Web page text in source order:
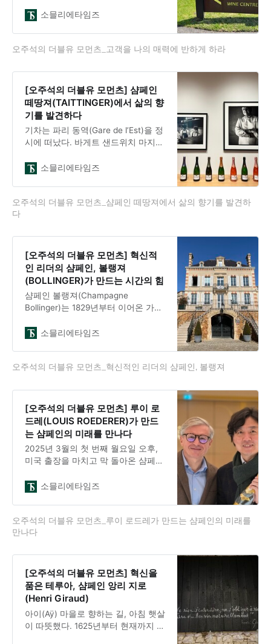
지 않은 명절이 될 것이로 예측하는뉴
둔 목적지를 향해 떠나는 이도 있을
가는와인 애호가가 있다면 이 글이 도
움이 되었으면 한다.“안녕, 나는 폴이
라고 해. 반가워!오늘 모닝턴 페닌슐
라의 아름다운 와이너리 소풍을 안내
할 가이드야.서울에서 여기까지 오는
길은 멀었겠지만, 한 시간이면 우리는
첫 와이너리에 도착할 거야.”자,
소믈리에타임즈
오주석의 더블유 모먼츠_고객을 나의 매력에 반하게 하라
[오주석의 더블유 모먼츠] 샴페인
떼땅져(TAITTINGER)에서 삶의 향
기를 발견하다
기차는 파리 동역(Gare de l’Est)을 정
시에 떠났다. 바게트 샌드위치 마지막
(Reims)역에 도착했다. 봄햇살이 거
더 걸어가자, 태극기가 펄럭이는 떼땅
방문객을 배려하는 그들의 환대가 느
껴졌다.파리는 항상 혼잡하지만, 랭스
는 여유롭다. 이 도시는 파리의 분주
함을 잠시 잊고 싶은 이들에게 완벽한
도피처가 된다. 만약 파리 샤를드골
공항에
소믈리에타임즈
오주석의 더블유 모먼츠_샴페인 떼땅져에서 삶의 향기를 발견하
다
[오주석의 더블유 모먼츠] 혁신적
인 리더의 샴페인, 볼랭져
(BOLLINGER)가 만드는 시간의 힘
샴페인 볼랭져(Champagne
Bollinger)는 1829년부터 이어온 가족
을 표방하는 브랜드다. 시간이라는 키
품질에 대한 타협 없는 접근과 피노
렬하고, 정제되고, 복합적인 스타일은
볼랭져의 정체성이다. 전통을 고수하
면서 직면한 도전에 대응하는 볼랭져
의 방식은 비즈니스 리더에게 통찰을
제공한다.중세 시대 샹파뉴의 중심 아
이(Aÿ)에서 볼랭져와 만나다.샹파뉴
지방의 중심부, 마른(
소믈리에타임즈
오주석의 더블유 모먼츠_혁신적인 리더의 샴페인, 볼랭져
[오주석의 더블유 모먼츠] 루이 로
드레(LOUIS ROEDERER)가 만드
는 샴페인의 미래를 만나다
2025년 3월의 첫 번째 월요일 오후,
미국 출장을 마치고 막 돌아온 샴페인
트 레까이용(Jean-Baptiste
계에서 전설로 통하는 인물이다.루이
로드레는 7대에 걸쳐 같은 가문이 소
스다. 대부분의 샹파뉴 하우스들이 루
이뷔통모엣헤네시 LVMH와 같은 대형
럭셔리 그룹에 인수된 것과 달리, 루
이 로드레는 여전히 같은 가문이 소유
하고 있는 가장 오래된 샴페인 하우스
중 하나다.역
소믈리에타임즈
오주석의 더블유 모먼츠_루이 로드레가 만드는 샴페인의 미래를
만나다
[오주석의 더블유 모먼츠] 혁신을
품은 테루아, 샴페인 앙리 지로
(Henri Giraud)
아이(Aÿ) 마을로 향하는 길, 아침 햇살
이 따뜻했다. 1625년부터 현재까지 약